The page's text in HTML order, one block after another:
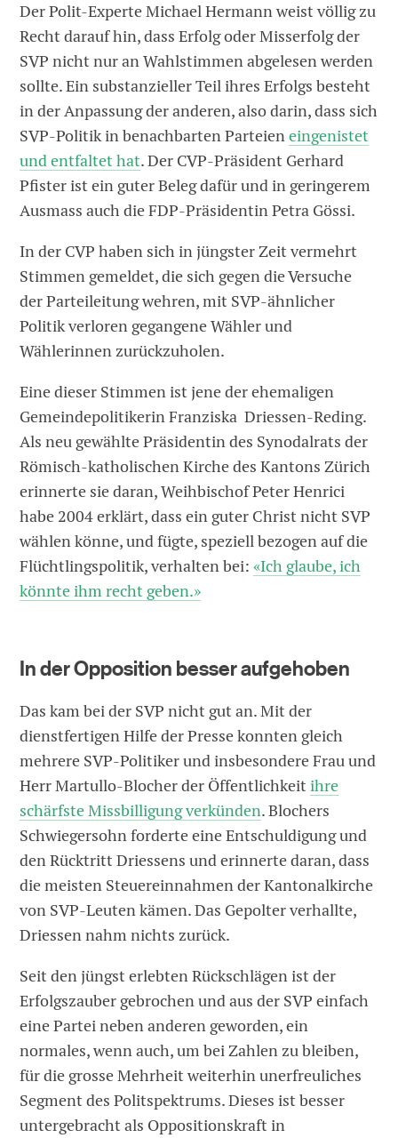
Der Polit-Experte Michael Hermann weist völlig zu
Recht darauf hin, dass Erfolg oder Misserfolg der
SVP nicht nur an Wahlstimmen abgelesen werden
sollte. Ein substanzieller Teil ihres Erfolgs besteht
in der Anpassung der anderen, also darin, dass sich
SVP-Politik in benachbarten Parteieneingenistet
und entfaltet hat. Der CVP-Präsident Gerhard
Pfister ist ein guter Beleg dafür und in geringerem
Ausmass auch die FDP-Präsidentin Petra Gössi.
In der CVP haben sich in jüngster Zeit vermehrt
Stimmen gemeldet, die sich gegen die Versuche
der Parteileitung wehren, mit SVP-ähnlicher
Politik verloren gegangene Wähler und
Wählerinnen zurückzuholen.
Eine dieser Stimmen ist jene der ehemaligen
Gemeindepolitikerin Franziska Driessen-Reding.
Als neu gewählte Präsidentin des Synodalrats der
Römisch-katholischen Kirche des Kantons Zürich
erinnerte sie daran, Weihbischof Peter Henrici
habe 2004 erklärt, dass ein guter Christ nicht SVP
wählen könne, und fügte, speziell bezogen auf die
Flüchtlingspolitik, verhalten bei:«Ich glaube, ich
könnte ihm recht geben.»
In der Opposition besser aufgehoben
Das kam bei der SVP nicht gut an. Mit der
dienstfertigen Hilfe der Presse konnten gleich
mehrere SVP-Politiker und insbesondere Frau und
Herr Martullo-Blocher der Öffentlichkeitihre
schärfste Missbilligung verkünden. Blochers
Schwiegersohn forderte eine Entschuldigung und
den Rücktritt Driessens und erinnerte daran, dass
die meisten Steuereinnahmen der Kantonalkirche
von SVP-Leuten kämen. Das Gepolter verhallte,
Driessen nahm nichts zurück.
Seit den jüngst erlebten Rückschlägen ist der
Erfolgszauber gebrochen und aus der SVP einfach
eine Partei neben anderen geworden, ein
normales, wenn auch, um bei Zahlen zu bleiben,
für die grosse Mehrheit weiterhin unerfreuliches
Segment des Politspektrums. Dieses ist besser
untergebracht als Oppositionskraft in